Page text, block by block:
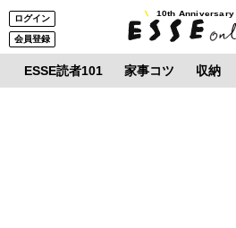
ログイン
会員登録
10th Anniversary
ESSE読者101 家事コツ 収納